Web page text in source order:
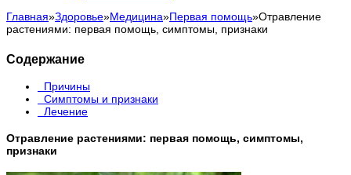
Главная»Здоровье»Медицина»Первая помощь»Отравление
растениями: первая помощь, симптомы, признаки
Содержание
Причины
Симптомы и признаки
Лечение
Отравление растениями: первая помощь, симптомы,
признаки